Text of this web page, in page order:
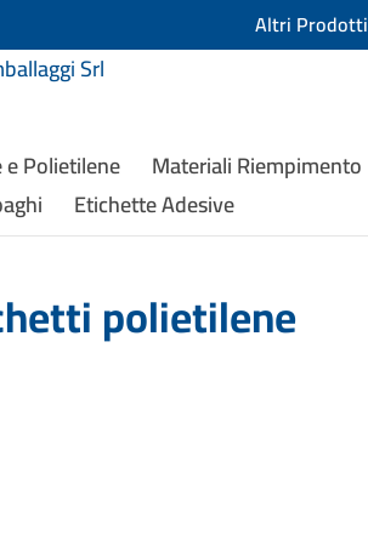
Altri Prodotti
Polietilene Materiali Riempimento
Etichette Adesive
polietilene